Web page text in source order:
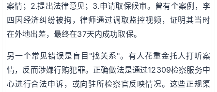
案情；2.提出法律意见；3.申请取保候审。曾有个案例，李
四因经济纠纷被拘，律师通过调取监控视频，证明其当时
在外地出差，最终在37天内成功取保。
另一个常见错误是盲目"找关系"。有人花重金托人打听案
情，反而涉嫌行贿犯罪。正确做法是通过12309检察服务中
心进行合法申诉，或向驻所检察官反映情况。这些正规渠